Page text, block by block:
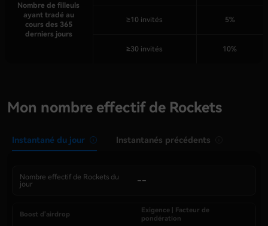
Nombre de filleuls
ayant tradé au
cours des 365
derniers jours
≥10 invités 5%
≥30 invités 10%
Mon nombre effectif de Rockets
Instantané du jour Instantanés précédents
Nombre effectif de Rockets du
jour
--
Boost d'airdrop
Exigence
Facteur de
pondération